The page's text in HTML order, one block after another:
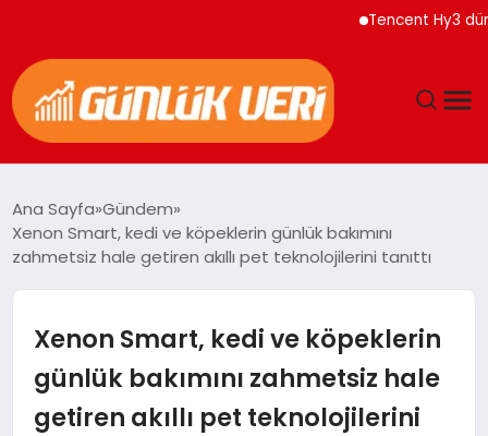
Tencent Hy3 dünya
GÜNDEM
EKONOMI
Ana Sayfa Gündem
Xenon Smart, kedi ve köpeklerin günlük bakımını
zahmetsiz hale getiren akıllı pet teknolojilerini tanıttı
Xenon Smart, kedi ve köpeklerin
günlük bakımını zahmetsiz hale
getiren akıllı pet teknolojilerini